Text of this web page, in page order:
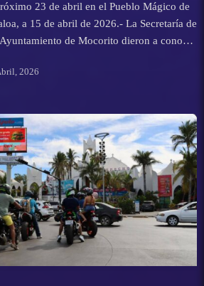
23 de abril en el Pueblo Mágico de
a 15 de abril de 2026.- La Secretaría de
de Mocorito dieron a conocer
el Pueblo Mágico de Mocorito. La
a marcar un antes y un después en la
y de Sinaloa. “Es una nueva atracción
visitantes, un proyecto innovador,
no sólo destaca las raíces agrícolas que
va a dinamizar la economía y a apuntalar
precisó. Por su […]
2026